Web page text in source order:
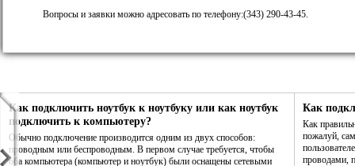
Вопросы и заявки можно адресовать по телефону:(343) 290-43-45.
Как подключить ноутбук к ноутбуку или как ноутбук
подключить к компьютеру?
Обычно подключение производится одним из двух способов:
проводным или беспроводным. В первом случае требуется, чтобы
оба компьютера (компьютер и ноутбук) были оснащены сетевыми
Как
Как
пожалуй,
проводами,